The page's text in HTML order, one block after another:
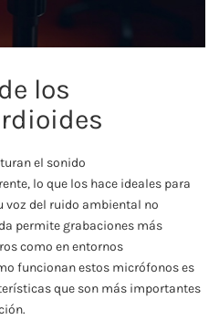
los
el sonido
lo que los hace ideales para
voz del ruido ambiental no
permite grabaciones más
como en entornos
funcionan estos micrófonos es
que son más importantes